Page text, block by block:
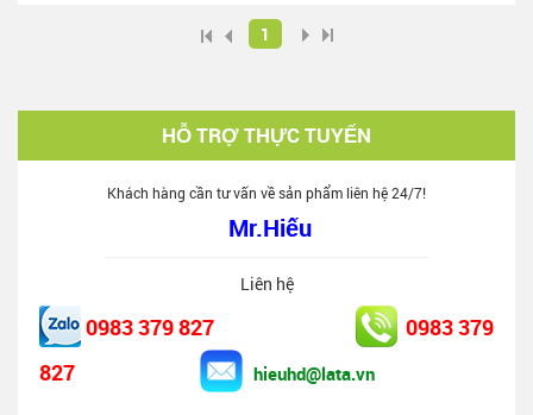
1
HỖ TRỢ THỰC TUYẾN
Khách hàng cần tư vấn về sản phẩm liên hệ 24/7!
Mr.Hiếu
Liên hệ
0983 379 827
0983 379
827
hieuhd@lata.vn